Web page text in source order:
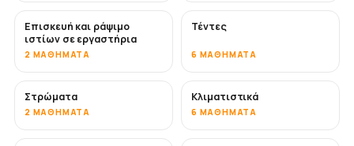
ΣΎΝΤΟΜΑ
Επισκευή και ράψιμο
ιστίων σε εργαστήρια
2 ΜΑΘΉΜΑΤΑ
Τέντες
6 ΜΑΘΉΜΑΤΑ
Στρώματα
2 ΜΑΘΉΜΑΤΑ
ΣΎΝΤΟΜΑ
Κλιματιστικά
6 ΜΑΘΉΜΑΤΑ